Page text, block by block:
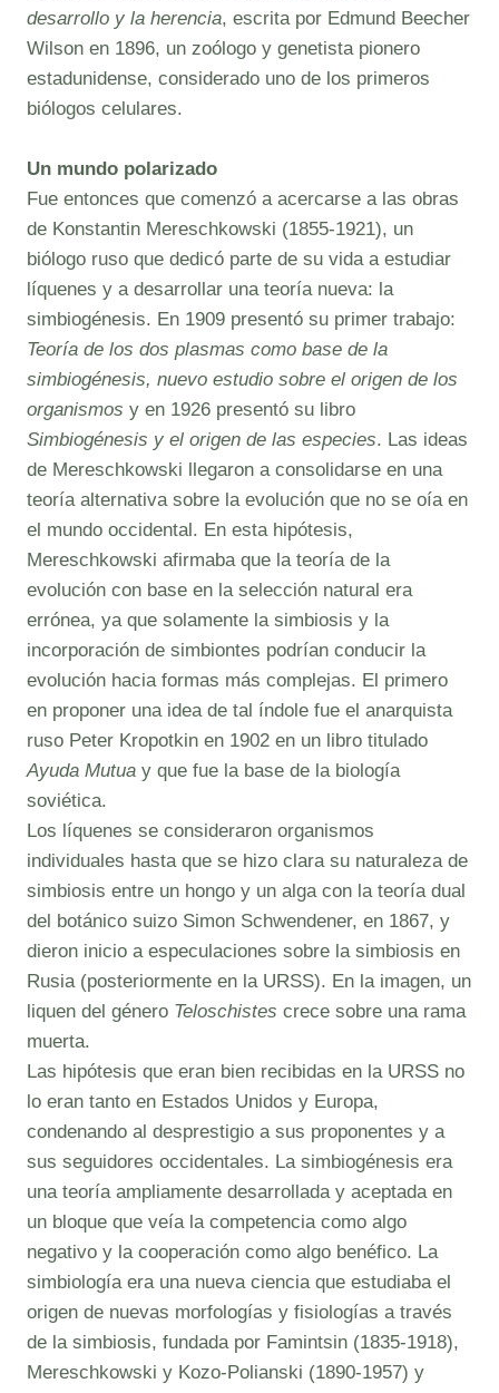
desarrollo y la herencia, escrita por Edmund Beecher
Wilson en 1896, un zoólogo y genetista pionero
estadunidense, considerado uno de los primeros
biólogos celulares.
Un mundo polarizado
Fue entonces que comenzó a acercarse a las obras
de Konstantin Mereschkowski (1855-1921), un
biólogo ruso que dedicó parte de su vida a estudiar
líquenes y a desarrollar una teoría nueva: la
simbiogénesis. En 1909 presentó su primer trabajo:
Teoría de los dos plasmas como base de la
simbiogénesis, nuevo estudio sobre el origen de los
organismos y en 1926 presentó su libro
Simbiogénesis y el origen de las especies. Las ideas
de Mereschkowski llegaron a consolidarse en una
teoría alternativa sobre la evolución que no se oía en
el mundo occidental. En esta hipótesis,
Mereschkowski afirmaba que la teoría de la
evolución con base en la selección natural era
errónea, ya que solamente la simbiosis y la
incorporación de simbiontes podrían conducir la
evolución hacia formas más complejas. El primero
en proponer una idea de tal índole fue el anarquista
ruso Peter Kropotkin en 1902 en un libro titulado
Ayuda Mutua y que fue la base de la biología
soviética.
Los líquenes se consideraron organismos
individuales hasta que se hizo clara su naturaleza de
simbiosis entre un hongo y un alga con la teoría dual
del botánico suizo Simon Schwendener, en 1867, y
dieron inicio a especulaciones sobre la simbiosis en
Rusia (posteriormente en la URSS). En la imagen, un
liquen del género Teloschistes crece sobre una rama
muerta.
Las hipótesis que eran bien recibidas en la URSS no
lo eran tanto en Estados Unidos y Europa,
condenando al desprestigio a sus proponentes y a
sus seguidores occidentales. La simbiogénesis era
una teoría ampliamente desarrollada y aceptada en
un bloque que veía la competencia como algo
negativo y la cooperación como algo benéfico. La
simbiología era una nueva ciencia que estudiaba el
origen de nuevas morfologías y fisiologías a través
de la simbiosis, fundada por Famintsin (1835-1918),
Mereschkowski y Kozo-Polianski (1890-1957) y